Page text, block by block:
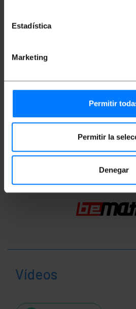
Estadística
Marketing
Permitir
Permitir la
Denegar
Mides del producte
alçada): 18.0 x 18.0 x 7.0 cm
Nombre de paquets: 1
Mides del paquet: 18.0 x
Vídeos